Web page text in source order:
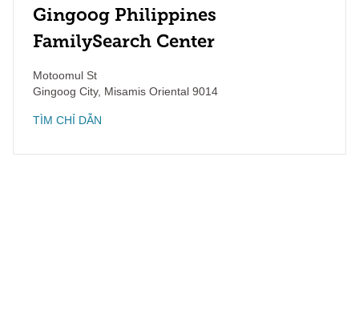
Gingoog Philippines
FamilySearch Center
Motoomul St
Gingoog City, Misamis Oriental 9014
TÌM CHỈ DẪN